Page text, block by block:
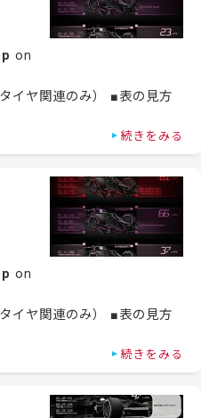
on
イヤ関連のみ） ■表の見方
続きをみる
on
イヤ関連のみ） ■表の見方
続きをみる